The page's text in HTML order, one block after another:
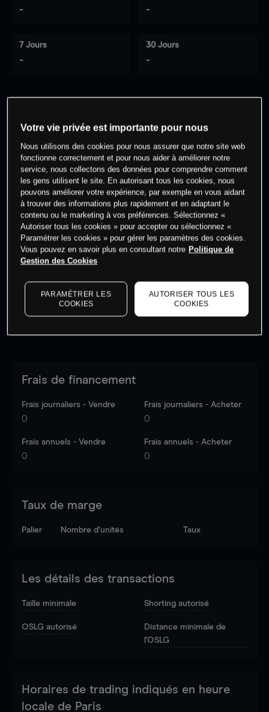
- -
7 Jours
-
30 Jours
-
cet actif
Commencez à trader
Les prix sont indicatifs.Connectez-vous pour voir les
dernières données du marché.
Frais de financement
Frais journaliers - Vendre
0
Frais journaliers - Acheter
0
Frais annuels - Vendre
0
Frais annuels - Acheter
0
Taux de marge
Palier Nombre d’unités Taux
Les détails des transactions
Taille minimale Shorting autorisé
OSLG autorisé
Distance minimale de
l'OSLG
Horaires de trading indiqués en heure
locale de Paris
Votre vie privée est importante pour nous
Nous utilisons des cookies pour nous assurer que notre site web
fonctionne correctement et pour nous aider à améliorer notre
service, nous collectons des données pour comprendre comment
les gens utilisent le site. En autorisant tous les cookies, nous
pouvons améliorer votre expérience, par exemple en vous aidant
à trouver des informations plus rapidement et en adaptant le
contenu ou le marketing à vos préférences. Sélectionnez «
Autoriser tous les cookies » pour accepter ou sélectionnez «
Paramétrer les cookies » pour gérer les paramètres des cookies.
Vous pouvez en savoir plus en consultant notre Politique de
Gestion des Cookies
PARAMÉTRER LES
COOKIES
AUTORISER TOUS LES
COOKIES